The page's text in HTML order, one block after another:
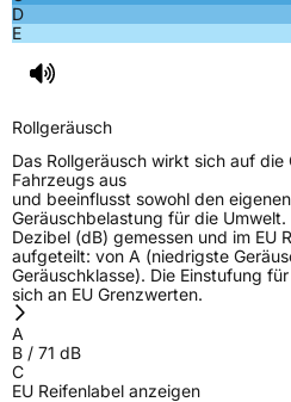
D
E
Rollgeräusch
Das Rollgeräusch wirkt sich auf
Fahrzeugs aus
und beeinflusst sowohl den
Geräuschbelastung für die
Dezibel (dB) gemessen und im EU
aufgeteilt: von A (niedrigste
Geräuschklasse). Die Einstufung
sich an EU Grenzwerten.
A
B / 71 dB
C
EU Reifenlabel anzeigen